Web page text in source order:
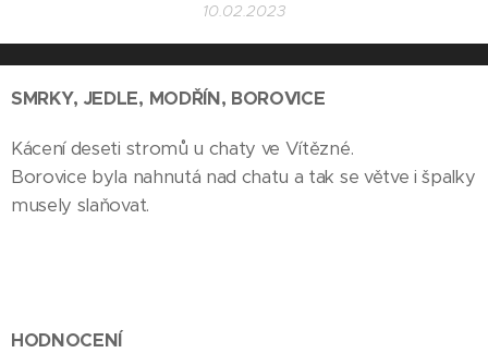
10.02.2023
SMRKY, JEDLE, MODŘÍN, BOROVICE
Kácení deseti stromů u chaty ve Vítězné.
Borovice byla nahnutá nad chatu a tak se větve i špalky
musely slaňovat.
HODNOCENÍ